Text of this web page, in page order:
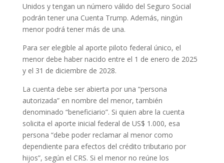
Unidos y tengan un número válido del Seguro Social
podrán tener una Cuenta Trump. Además, ningún
menor podrá tener más de una.
Para ser elegible al aporte piloto federal único, el
menor debe haber nacido entre el 1 de enero de 2025
y el 31 de diciembre de 2028.
La cuenta debe ser abierta por una “persona
autorizada” en nombre del menor, también
denominado “beneficiario”. Si quien abre la cuenta
solicita el aporte inicial federal de US$ 1.000, esa
persona “debe poder reclamar al menor como
dependiente para efectos del crédito tributario por
hijos”, según el CRS. Si el menor no reúne los